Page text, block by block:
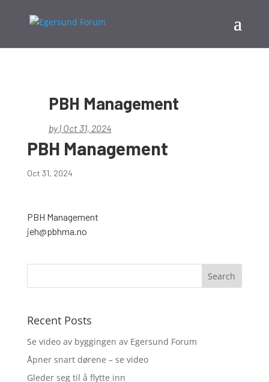
PBH Management
by| Oct 31, 2024
PBH Management
Oct 31, 2024
PBH Management
jeh@pbhma.no
Recent Posts
Se video av byggingen av Egersund Forum
Åpner snart dørene – se video
Gleder seg til å flytte inn